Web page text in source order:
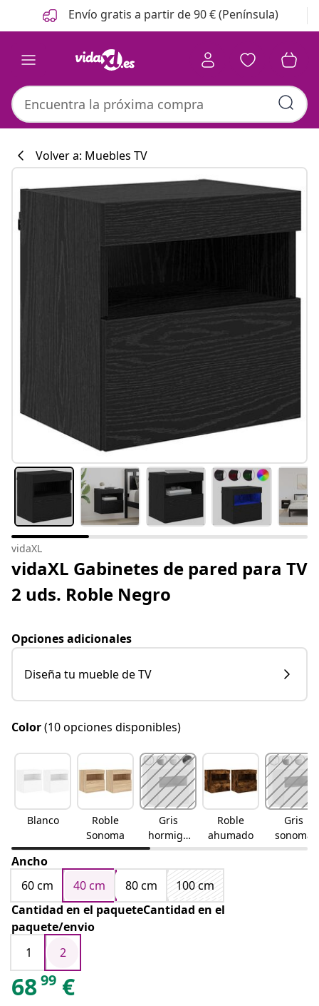
Anterior
Siguiente Envío gratis a partir de 90 € (Península)
Colección de
Volver a: Muebles TV
vidaXL
vidaXL Gabinetes de pared para TV
2 uds. Roble Negro
Opciones adicionales
Diseña tu mueble de TV
Color(10 opciones disponibles)
Blanco
Roble
Sonoma
Gris
hormigó
n
Roble
ahumado
Gris
sonoma
Ancho
60 cm
40 cm 80 cm
100 cm
Cantidad en el paqueteCantidad en el
paquete/envio
1
2
6899 €